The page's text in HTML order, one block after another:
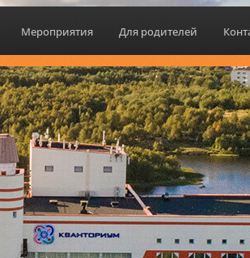
Мероприятия Для родителей